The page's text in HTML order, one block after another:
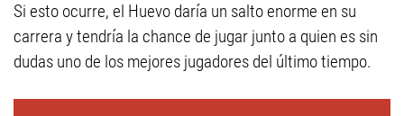
Si esto ocurre, el Huevo daría un salto enorme en su
carrera y tendría la chance de jugar junto a quien es sin
dudas uno de los mejores jugadores del último tiempo.